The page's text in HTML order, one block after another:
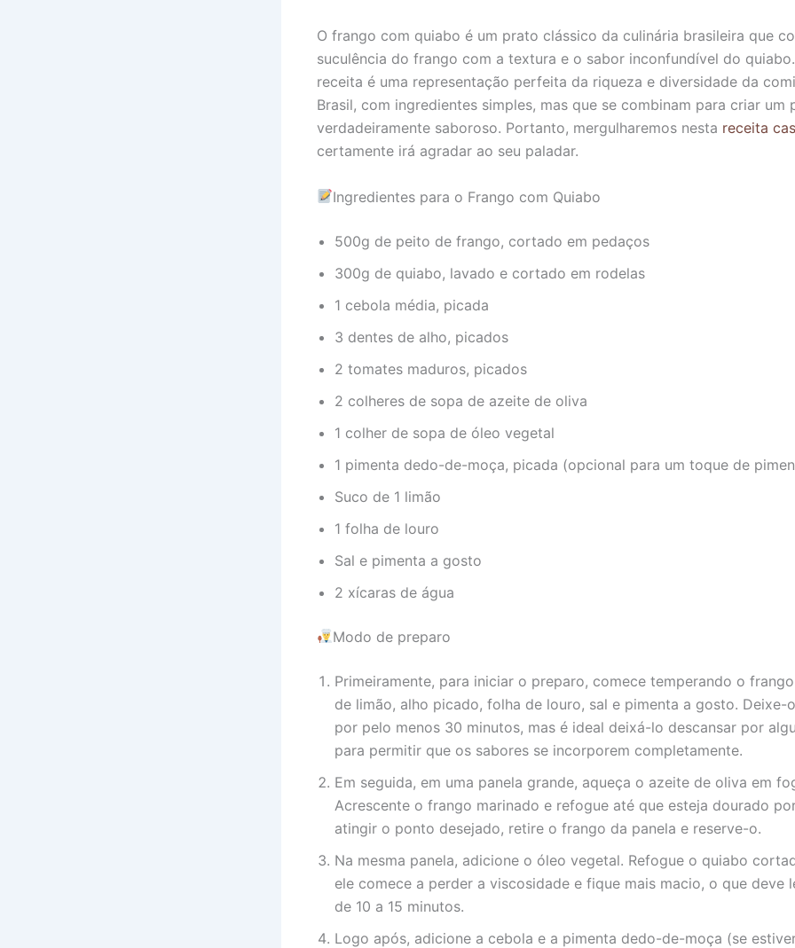
O frango com quiabo é um prato clássico da culinária brasileira que
suculência do frango com a textura e o sabor inconfundível do
receita é uma representação perfeita da riqueza e diversidade da
Brasil, com ingredientes simples, mas que se combinam para criar um
verdadeiramente saboroso. Portanto, mergulharemos nesta receita
certamente irá agradar ao seu paladar.
Ingredientes para o Frango com Quiabo
500g de peito de frango, cortado em pedaços
300g de quiabo, lavado e cortado em rodelas
1 cebola média, picada
3 dentes de alho, picados
2 tomates maduros, picados
2 colheres de sopa de azeite de oliva
1 colher de sopa de óleo vegetal
1 pimenta dedo-de-moça, picada (opcional para um toque de
Suco de 1 limão
1 folha de louro
Sal e pimenta a gosto
2 xícaras de água
Modo de preparo
Primeiramente, para iniciar o preparo, comece temperando o
de limão, alho picado, folha de louro, sal e pimenta a gosto. Deixe-
por pelo menos 30 minutos, mas é ideal deixá-lo descansar por
para permitir que os sabores se incorporem completamente.
Em seguida, em uma panela grande, aqueça o azeite de oliva em
Acrescente o frango marinado e refogue até que esteja dourado
atingir o ponto desejado, retire o frango da panela e reserve-o.
Na mesma panela, adicione o óleo vegetal. Refogue o quiabo
ele comece a perder a viscosidade e fique mais macio, o que deve
de 10 a 15 minutos.
Logo após, adicione a cebola e a pimenta dedo-de-moça (se